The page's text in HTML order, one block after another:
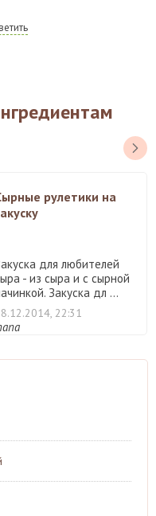
рулетики на
для любителей
- из сыра и с сырной
Закуска дл ...
22:31